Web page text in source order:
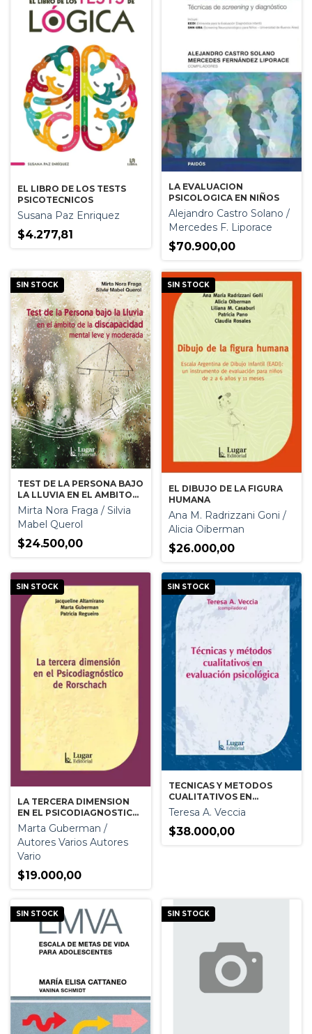
EL LIBRO DE LOS TESTS
PSICOTECNICOS
Susana Paz Enriquez
$4.277,81
LA EVALUACION
PSICOLOGICA EN NIÑOS
Alejandro Castro Solano /
Mercedes F. Liporace
$70.900,00
SIN STOCK
TEST DE LA PERSONA BAJO
LA LLUVIA EN EL AMBITO
DE LA DISCAPACIDAD LEVE
Y MODERADA
Mirta Nora Fraga / Silvia
Mabel Querol
$24.500,00
SIN STOCK
EL DIBUJO DE LA FIGURA
HUMANA
Ana M. Radrizzani Goni /
Alicia Oiberman
$26.000,00
SIN STOCK
LA TERCERA DIMENSION
EN EL PSICODIAGNOSTICO
DE RORSCHACH
Marta Guberman /
Autores Varios Autores
Vario
$19.000,00
SIN STOCK
TECNICAS Y METODOS
CUALITATIVOS EN
EVALUACION
PSICOLOGICA
Teresa A. Veccia
$38.000,00
SIN STOCK SIN STOCK